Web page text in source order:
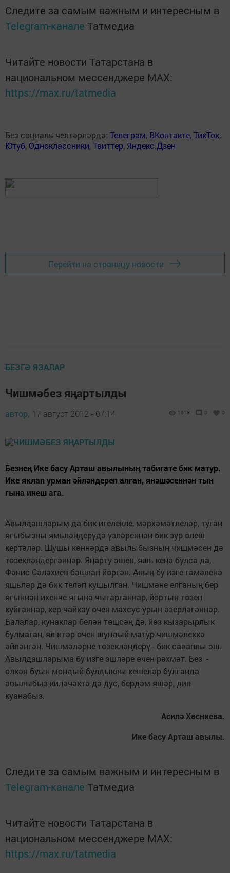
Следите за самым важным и интересным в
Telegram-канале Татмедиа
Читайте новости Татарстана в
национальном мессенджере MАХ:
https://max.ru/tatmedia
Без социаль челтәрләрдә: Телеграм, ВКонтакте,ТикТок,
Ютуб, Одноклассники,Твиттер, Яндекс.Дзен
Перейти на страницу новости
БЕЗГӘ ЯЗАЛАР
Чишмәбез яңартылды
автор, 17 август 2012 - 07:14 1618 0 0
Безнең Ике басу Арташ авылының табигате бик матур.
Ике яклап урман әйләндереп алган, янәшәсеннән тын
гына инеш ага.
Авылдашларым да бик игелекле, мәрхәмәтлеләр, туган
ягыбызны ямьләндерүдә үзләреннән бик зур өлеш
кертәләр. Шушы көннәрдә авылыбызның чишмәсен дә
төзекләндергәннәр. Яңарту эшен, яшь кенә булса да,
Фәнис Сәләхиев башлап йөргән. Аның бу изге гамәленә
яшьләр дә бик теләп кушылган. Чишмәне елганың бер
ягыннан икенче ягына чыгарганнар, йортын төзеп
куйганнар, кер чайкау өчен махсус урын әзерләгәннәр.
Балалар, кунаклар белән төшсәң дә, йөз кызарырлык
булмаган, ял итәр өчен шундый матур чишмәлеккә
әйләнгән. Чишмәләрне төзекләндерү - бик саваплы эш.
Авылдашларыма бу изге эшләре өчен рәхмәт. Без ­ -
өлкән буын мондый булдыклы кешеләр булганда
авылыбыз киләчәктә дә дус, бердәм яшәр, дип
куанабыз.
Асилә Хөсниева.
Ике басу Арташ авылы.
Следите за самым важным и интересным в
Telegram-канале Татмедиа
Читайте новости Татарстана в
национальном мессенджере MАХ:
https://max.ru/tatmedia